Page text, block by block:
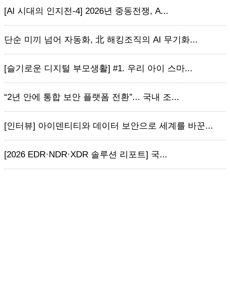
[AI 시대의 인지전-4] 2026년 중동전쟁, A...
단순 미끼 넘어 자동화, 北 해킹조직의 AI 무기화...
[슬기로운 디지털 부모생활] #1. 우리 아이 스마...
“2년 안에 통합 보안 플랫폼 전환”... 국내 조...
[인터뷰] 아이덴티티와 데이터 보안으로 세계를 바꾼...
[2026 EDR·NDR·XDR 솔루션 리포트] 국...